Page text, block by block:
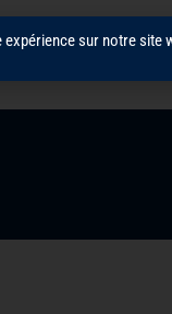
ACCUEIL
sur notre site